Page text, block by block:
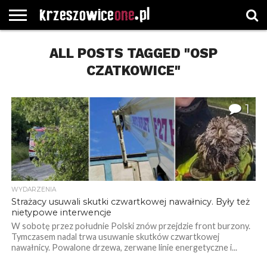
GŁÓWNA
WYBORY
SAMORZĄDOWE
WYBIERZ
KATEGORIE
ROZKŁADY
JAZDY
GREGORCZYK
WATCH
KONTAKTALL POSTS TAGGED "OSP
CZATKOWICE"
1
WYDARZENIA
Strażacy usuwali skutki czwartkowej nawałnicy. Były też
nietypowe interwencje
W sobotę przez południe Polski znów przejdzie front burzony.
Tymczasem nadal trwa usuwanie skutków czwartkowej
nawałnicy. Powalone drzewa, zerwane linie energetyczne i...